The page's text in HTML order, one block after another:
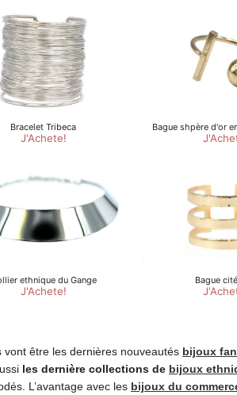
être les dernières nouveautés bijoux
les dernière collections de bijoux
L’avantage avec les bijoux du